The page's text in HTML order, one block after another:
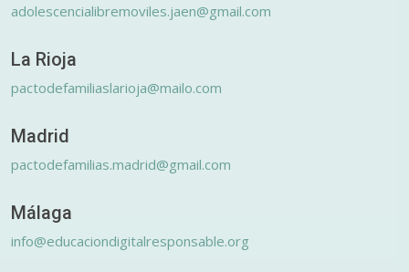
adolescencialibremoviles.jaen@gmail.com
La Rioja
pactodefamiliaslarioja@mailo.com
Madrid
pactodefamilias.madrid@gmail.com
Málaga
info@educaciondigitalresponsable.org